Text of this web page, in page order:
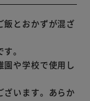
飯とおかずが混ざ
。
園や学校で使用し
います。あらか